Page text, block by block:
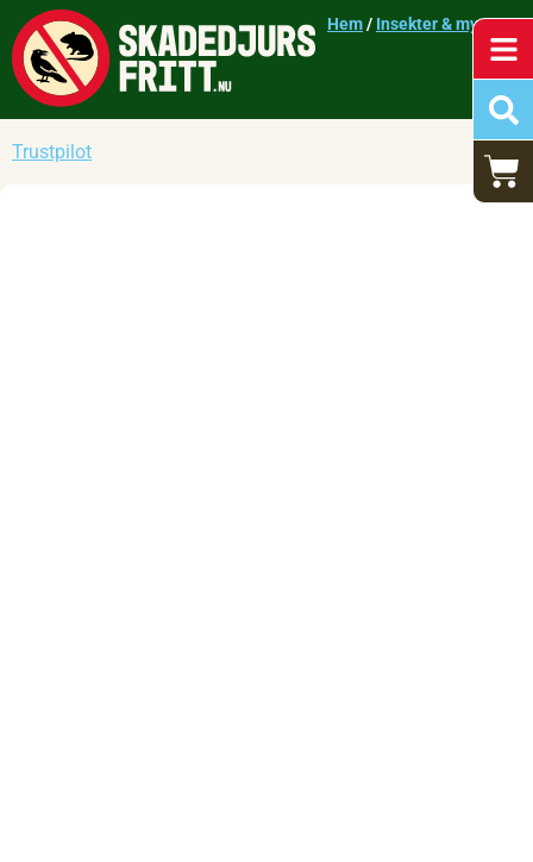
Hem/ Insekter & mygg/
Trustpilot